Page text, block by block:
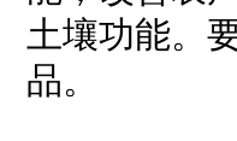
土壤功能。
品。